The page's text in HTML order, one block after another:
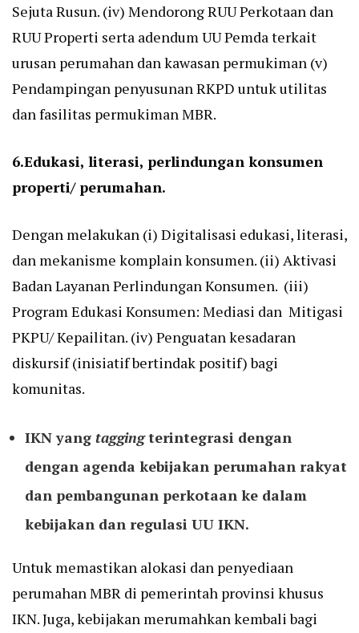
Sejuta Rusun. (iv) Mendorong RUU Perkotaan dan
RUU Properti serta adendum UU Pemda terkait
urusan perumahan dan kawasan permukiman (v)
Pendampingan penyusunan RKPD untuk utilitas
dan fasilitas permukiman MBR.
6.Edukasi, literasi, perlindungan konsumen
properti/ perumahan.
Dengan melakukan (i) Digitalisasi edukasi, literasi,
dan mekanisme komplain konsumen. (ii) Aktivasi
Badan Layanan Perlindungan Konsumen. (iii)
Program Edukasi Konsumen: Mediasi dan Mitigasi
PKPU/ Kepailitan. (iv) Penguatan kesadaran
diskursif (inisiatif bertindak positif) bagi
komunitas.
IKN yang tagging terintegrasi dengan
dengan agenda kebijakan perumahan rakyat
dan pembangunan perkotaan ke dalam
kebijakan dan regulasi UU IKN.
Untuk memastikan alokasi dan penyediaan
perumahan MBR di pemerintah provinsi khusus
IKN. Juga, kebijakan merumahkan kembali bagi